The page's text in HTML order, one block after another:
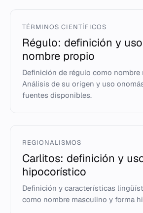
TÉRMINOS CIENTÍFICOS
Régulo: definición y
nombre propio
Definición de régulo como nombre
Análisis de su origen y uso
fuentes disponibles.
REGIONALISMOS
Carlitos: definición y
hipocorístico
Definición y características
como nombre masculino y forma